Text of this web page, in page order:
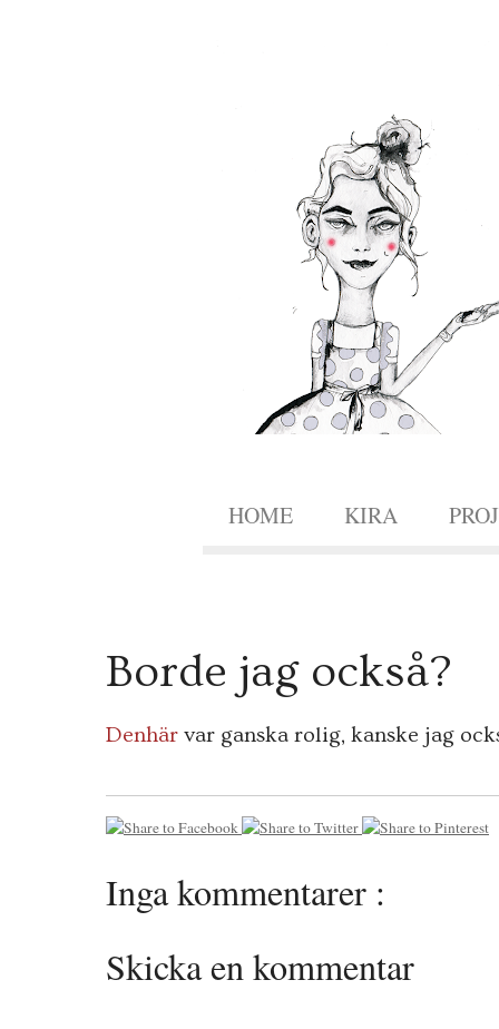
HOME KIRA
Borde jag också?
Denhär var ganska rolig, kanske jag
Inga kommentarer :
Skicka en kommentar